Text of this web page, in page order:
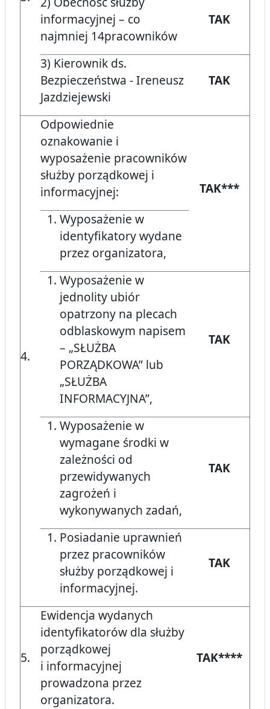
informacyjnej – co
najmniej 14pracowników
TAK
3) Kierownik ds.
Bezpieczeństwa - Ireneusz
Jazdziejewski
TAK
4.
Odpowiednie
oznakowanie i
wyposażenie pracowników
służby porządkowej i
informacyjnej:
TAK***
Wyposażenie w
identyfikatory wydane
przez organizatora,
Wyposażenie w
jednolity ubiór
opatrzony na plecach
odblaskowym napisem
– „SŁUŻBA
PORZĄDKOWA” lub
„SŁUŻBA
INFORMACYJNA”,
TAK
Wyposażenie w
wymagane środki w
zależności od
przewidywanych
zagrożeń i
wykonywanych zadań,
TAK
Posiadanie uprawnień
przez pracowników
służby porządkowej i
informacyjnej.
TAK
5.
Ewidencja wydanych
identyfikatorów dla służby
porządkowej
i informacyjnej
prowadzona przez
organizatora.
TAK****